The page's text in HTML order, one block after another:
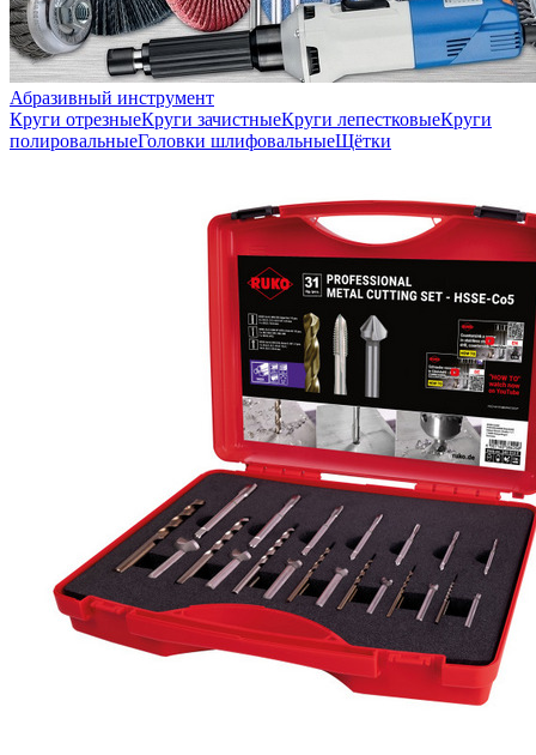
Абразивный инструмент
Круги отрезныеКруги зачистныеКруги лепестковыеКруги
полировальныеГоловки шлифовальныеЩётки